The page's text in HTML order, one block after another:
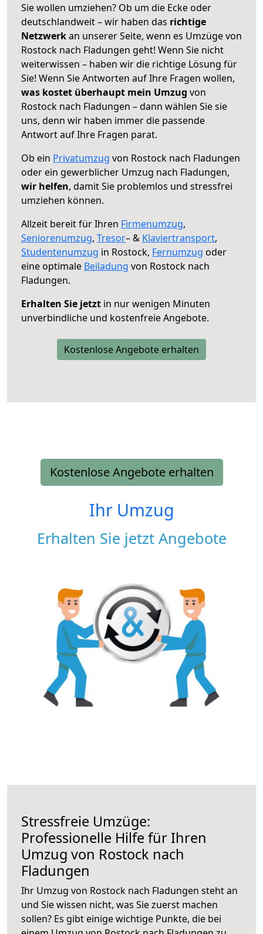
Sie wollen umziehen? Ob um die Ecke oder
deutschlandweit – wir haben das richtige
Netzwerkan unserer Seite, wenn es Umzüge von
Rostock nach Fladungen geht! Wenn Sie nicht
weiterwissen – haben wir die richtige Lösung für
Sie! Wenn Sie Antworten auf Ihre Fragen wollen,
was kostet überhaupt mein Umzug von
Rostock nach Fladungen – dann wählen Sie sie
uns, denn wir haben immer die passende
Antwort auf Ihre Fragen parat.
Ob ein Privatumzug von Rostock nach Fladungen
oder ein gewerblicher Umzug nach Fladungen,
wir helfen, damit Sie problemlos und stressfrei
umziehen können.
Allzeit bereit für Ihren Firmenumzug,
Seniorenumzug, Tresor– & Klaviertransport,
Studentenumzug in Rostock, Fernumzug oder
eine optimale Beiladung von Rostock nach
Fladungen.
Erhalten Sie jetzt in nur wenigen Minuten
unverbindliche und kostenfreie Angebote.
Kostenlose Angebote erhalten
Kostenlose Angebote erhalten
Ihr Umzug
Erhalten Sie jetzt Angebote
Stressfreie Umzüge:
Professionelle Hilfe für Ihren
Umzug von Rostock nach
Fladungen
Ihr Umzug von Rostock nach Fladungen steht an
und Sie wissen nicht, was Sie zuerst machen
sollen? Es gibt einige wichtige Punkte, die bei